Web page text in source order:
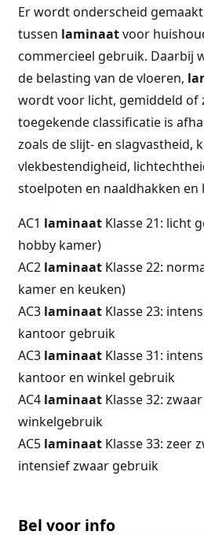
Er wordt onderscheid gemaakt
tussen laminaatvoor
commercieel gebruik. Daarbij
de belasting van de vloeren,
wordt voor licht, gemiddeld of
toegekende classificatie is
zoals de slijt- en slagvastheid,
vlekbestendigheid,
stoelpoten en naaldhakken en
AC1 laminaatKlasse 21: licht
hobby kamer)
AC2 laminaatKlasse 22:
kamer en keuken)
AC3 laminaatKlasse 23:
kantoor gebruik
AC3 laminaatKlasse 31:
kantoor en winkel gebruik
AC4 laminaatKlasse 32:
winkelgebruik
AC5 laminaatKlasse 33: zeer
intensief zwaar gebruik
Bel voor info